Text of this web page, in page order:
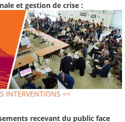
et gestion de crise :
INTERVENTIONS <<
recevant du public face